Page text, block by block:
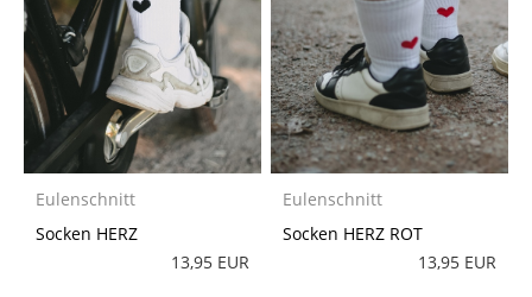
Eulenschnitt
Socken HERZ
13,95 EUR
Eulenschnitt
Socken HERZ ROT
13,95 EUR